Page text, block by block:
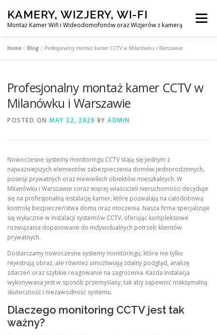
content
KAMERY, WIZJERY, WI-FI
Montaż Kamer Wifi i Wideodomofonów oraz Wizjerów z kamerą
Menu
MONTAŻ WIDEDOMOFONÓW
KONTAKT
EN
Home »Blog »Profesjonalny montaż kamer CCTV w Milanówku i Warszawie
Profesjonalny montaż kamer CCTV w
Milanówku i Warszawie
POSTED ON MAY 22, 2026 BY ADMIN
Nowoczesne systemy monitoringu CCTV stają się jednym z
najważniejszych elementów zabezpieczenia domów jednorodzinnych,
posesji prywatnych oraz niewielkich obiektów mieszkalnych. W
Milanówku i Warszawie coraz więcej właścicieli nieruchomości decyduje
się na profesjonalną instalację kamer, które pozwalają na całodobową
kontrolę bezpieczeństwa domu oraz otoczenia. Nasza firma specjalizuje
się wyłącznie w instalacji systemów CCTV, oferując kompleksowe
rozwiązania dopasowane do indywidualnych potrzeb klientów
prywatnych.
Dostarczamy nowoczesne systemy monitoringu, które nie tylko
rejestrują obraz, ale również umożliwiają zdalny podgląd, analizę
zdarzeń oraz szybkie reagowanie na zagrożenia. Każda instalacja
wykonywana jest w sposób przemyślany, tak aby zapewnić maksymalną
skuteczność i niezawodność systemu.
Dlaczego monitoring CCTV jest tak
ważny?